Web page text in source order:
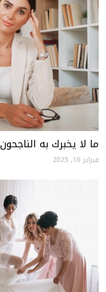
ما لا يخبرك به الناجحون
فبراير 16, 2025